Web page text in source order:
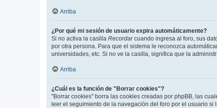
Arriba
¿Por qué mi sesión de usuario expira automáticamente?
Si no activa la casilla Recordarcuando ingresa al foro, sus
por otra persona. Para que el sistema le reconozca
universidades, etc. Si no ve la casilla, significa que la
Arriba
¿Cuál es la función de "Borrar cookies"?
"Borrar cookies" borra las cookies creadas por phpBB, las
leer el seguimiento de la navegación del foro por el usuario